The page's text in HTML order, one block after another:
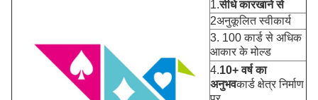
1.सीधे कारखाने से
2अनुकूलित स्वीकार्य
3. 100 कार्ड से अधिक
आकार के मोल्ड
4.10+ वर्ष का
अनुभवकार्ड क्षेत्र निर्माण